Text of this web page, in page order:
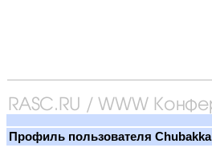
Профиль пользователя Chubakka